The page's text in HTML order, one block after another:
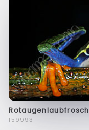
Rotaugenlaubfrosch
f59993